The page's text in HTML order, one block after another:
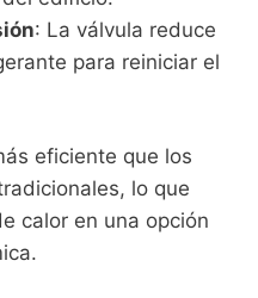
: La válvula reduce
para reiniciar el
eficiente que los
lo que
calor en una opción